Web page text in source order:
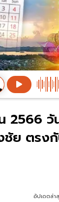
2566 วั
ชัย ตรง
อัปเดตล่า